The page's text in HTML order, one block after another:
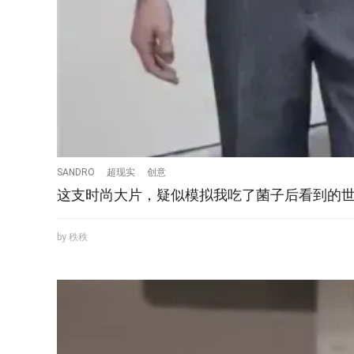
SANDRO 超现实 创意
这支时尚大片，疑似模拟我吃了菌子后看到的
by 秩秩